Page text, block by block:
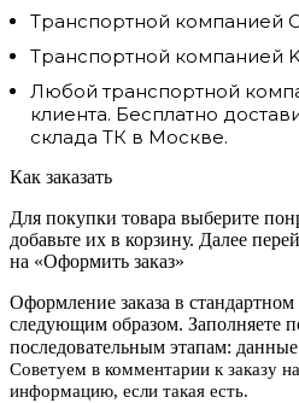
Транспортной компанией
Транспортной компанией
Любой транспортной
клиента. Бесплатно
склада ТК в Москве.
Как заказать
Для покупки товара выберите
добавьте их в корзину. Далее
на «Оформить заказ»
Оформление заказа в
следующим образом. Заполняете
последовательным этапам: данные
Советуем в комментарии к заказу
информацию, если такая есть.